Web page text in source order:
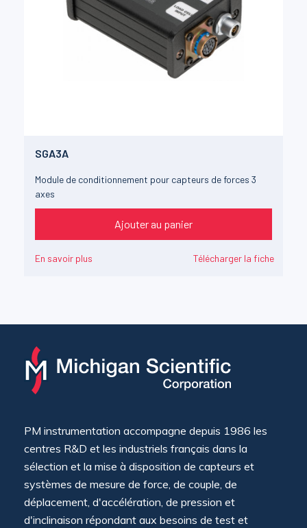
SGA3A
Module de conditionnement pour capteurs de forces 3
axes
Ajouter au panier
En savoir plus Télécharger la fiche
PM instrumentation accompagne depuis 1986 les
centres R&D et les industriels français dans la
sélection et la mise à disposition de capteurs et
systèmes de mesure de force, de couple, de
déplacement, d'accélération, de pression et
d'inclinaison répondant aux besoins de test et